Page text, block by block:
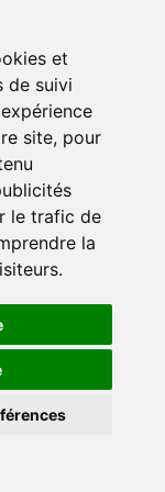
et
de suivi
site, pour
le trafic de
la